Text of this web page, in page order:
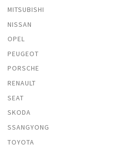
MITSUBISHI
NISSAN
OPEL
PEUGEOT
PORSCHE
RENAULT
SEAT
SKODA
SSANGYONG
TOYOTA